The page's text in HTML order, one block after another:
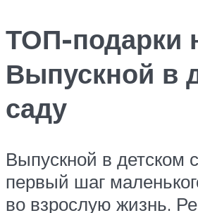
ТОП-подарки
Выпускной в
саду
Выпускной в детском
первый шаг
во взрослую жизнь.